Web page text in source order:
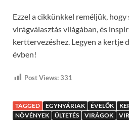
Ezzel a cikkünkkel reméljük,
virágválasztás világában, és
kerttervezéshez. Legyen a kertje
évben!
Post Views:331
TAGGED EGYNYÁRIAK ÉVELŐK
NÖVÉNYEK
ÜLTETÉS VIRÁGOK